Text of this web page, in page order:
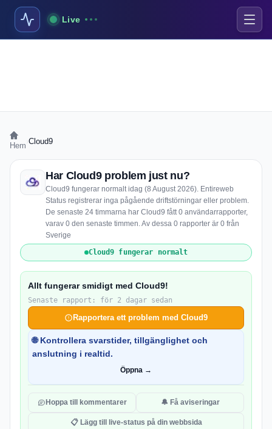
Live
Hem Cloud9
Har Cloud9 problem just nu?
Cloud9 fungerar normalt idag (8 August 2026). Entireweb
Status registrerar inga pågående driftstörningar eller problem.
De senaste 24 timmarna har Cloud9 fått 0 användarrapporter,
varav 0 den senaste timmen. Av dessa 0 rapporter är 0 från
Sverige
Cloud9 fungerar normalt
Allt fungerar smidigt med Cloud9!
Senaste rapport: för 2 dagar sedan
Rapportera ett problem med Cloud9
🌐 Kontrollera svarstider, tillgänglighet och
anslutning i realtid.
Öppna →
Hoppa till kommentarer 🔔 Få aviseringar
📋 Lägg till live-status på din webbsida